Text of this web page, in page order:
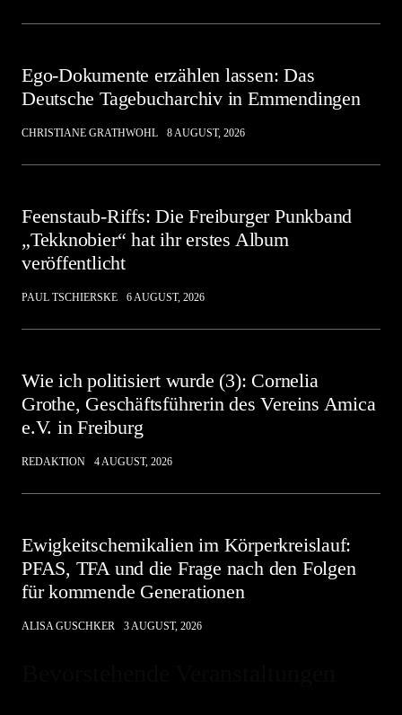
Ego-Dokumente erzählen lassen: Das
Deutsche Tagebucharchiv in Emmendingen
CHRISTIANE GRATHWOHL 8 AUGUST, 2026
Feenstaub-Riffs: Die Freiburger Punkband
„Tekknobier“ hat ihr erstes Album
veröffentlicht
PAUL TSCHIERSKE 6 AUGUST, 2026
Wie ich politisiert wurde (3): Cornelia
Grothe, Geschäftsführerin des Vereins Amica
e.V. in Freiburg
REDAKTION 4 AUGUST, 2026
Ewigkeitschemikalien im Körperkreislauf:
PFAS, TFA und die Frage nach den Folgen
für kommende Generationen
ALISA GUSCHKER 3 AUGUST, 2026